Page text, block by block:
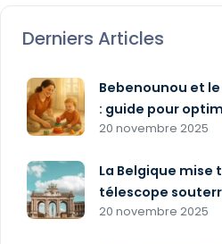
Derniers Articles
Bebenounou et
: guide pour
20 novembre 2025
La Belgique
télescope
20 novembre 2025